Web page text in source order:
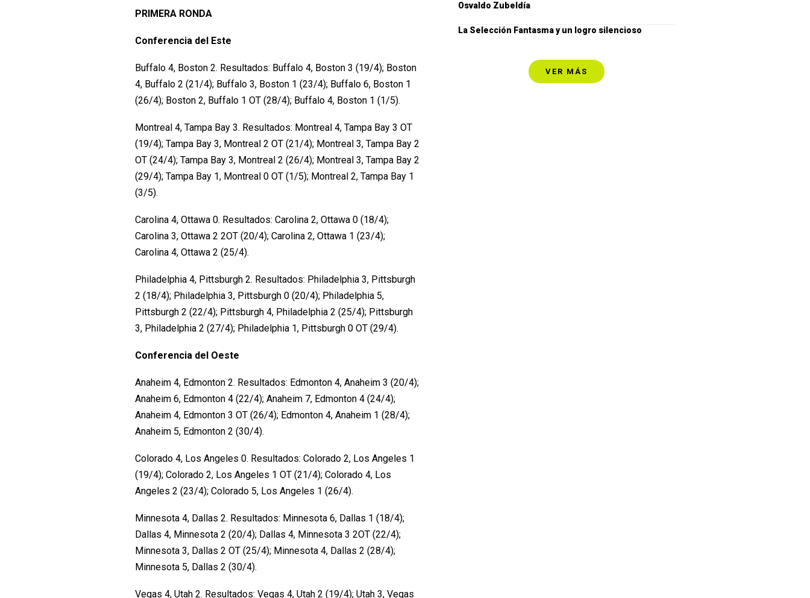
PRIMERA RONDA
Conferencia del Este
Buffalo 4, Boston 2. Resultados: Buffalo 4, Boston 3 (19/4); Boston
4, Buffalo 2 (21/4); Buffalo 3, Boston 1 (23/4); Buffalo 6, Boston 1
(26/4); Boston 2, Buffalo 1 OT (28/4); Buffalo 4, Boston 1 (1/5).
Montreal 4, Tampa Bay 3. Resultados: Montreal 4, Tampa Bay 3 OT
(19/4); Tampa Bay 3, Montreal 2 OT (21/4); Montreal 3, Tampa Bay 2
OT (24/4); Tampa Bay 3, Montreal 2 (26/4); Montreal 3, Tampa Bay 2
(29/4); Tampa Bay 1, Montreal 0 OT (1/5); Montreal 2, Tampa Bay 1
(3/5).
Carolina 4, Ottawa 0. Resultados: Carolina 2, Ottawa 0 (18/4);
Carolina 3, Ottawa 2 2OT (20/4); Carolina 2, Ottawa 1 (23/4);
Carolina 4, Ottawa 2 (25/4).
Philadelphia 4, Pittsburgh 2. Resultados: Philadelphia 3, Pittsburgh
2 (18/4); Philadelphia 3, Pittsburgh 0 (20/4); Philadelphia 5,
Pittsburgh 2 (22/4); Pittsburgh 4, Philadelphia 2 (25/4); Pittsburgh
3, Philadelphia 2 (27/4); Philadelphia 1, Pittsburgh 0 OT (29/4).
Conferencia del Oeste
Anaheim 4, Edmonton 2. Resultados: Edmonton 4, Anaheim 3 (20/4);
Anaheim 6, Edmonton 4 (22/4); Anaheim 7, Edmonton 4 (24/4);
Anaheim 4, Edmonton 3 OT (26/4); Edmonton 4, Anaheim 1 (28/4);
Anaheim 5, Edmonton 2 (30/4).
Colorado 4, Los Angeles 0. Resultados: Colorado 2, Los Angeles 1
(19/4); Colorado 2, Los Angeles 1 OT (21/4); Colorado 4, Los
Angeles 2 (23/4); Colorado 5, Los Angeles 1 (26/4).
Minnesota 4, Dallas 2. Resultados: Minnesota 6, Dallas 1 (18/4);
Dallas 4, Minnesota 2 (20/4); Dallas 4, Minnesota 3 2OT (22/4);
Minnesota 3, Dallas 2 OT (25/4); Minnesota 4, Dallas 2 (28/4);
Minnesota 5, Dallas 2 (30/4).
Vegas 4, Utah 2. Resultados: Vegas 4, Utah 2 (19/4); Utah 3, Vegas
Osvaldo Zubeldía
La Selección Fantasma y un logro silencioso
VER MÁS